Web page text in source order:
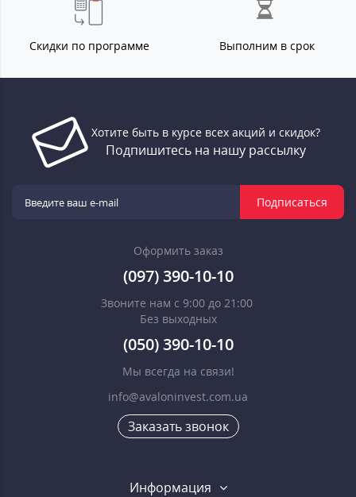
Скидки по программе Выполним в срок
Хотите быть в курсе всех акций и скидок?
Подпишитесь на нашу рассылку
Подписаться
Оформить заказ
(097) 390-10-10
Звоните нам с 9:00 до 21:00
Без выходных
(050) 390-10-10
Мы всегда на связи!
info@avaloninvest.com.ua
Заказать звонок
Информация